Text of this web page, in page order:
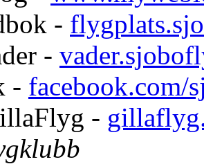
-
-
- facebook.com/
-